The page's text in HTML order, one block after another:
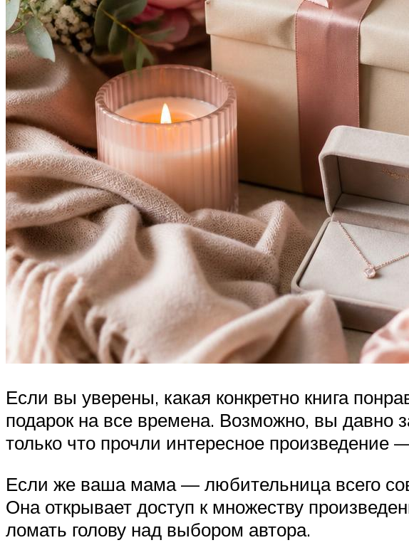
Если вы уверены, какая конкретно книга
подарок на все времена. Возможно, вы давно
только что прочли интересное
Если же ваша мама — любительница всего
Она открывает доступ к множеству
ломать голову над выбором автора.